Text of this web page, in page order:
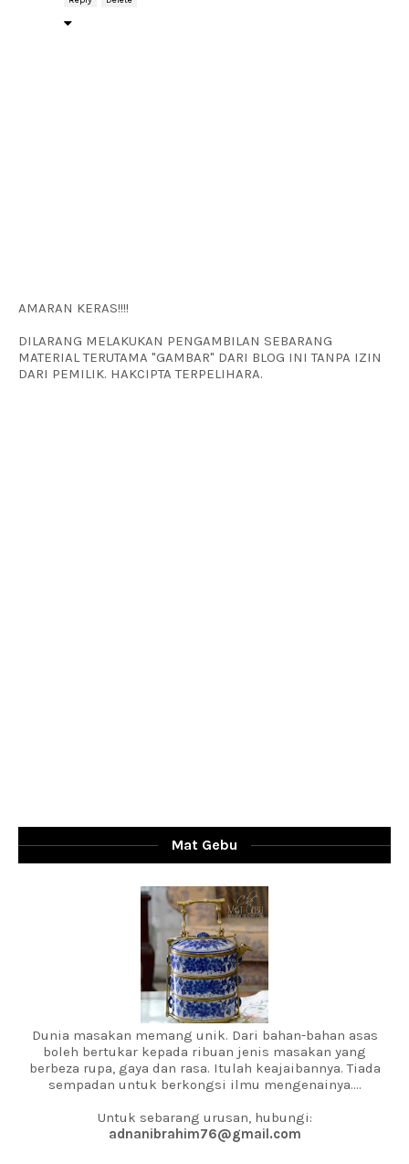
AMARAN KERAS!!!!
DILARANG MELAKUKAN PENGAMBILAN SEBARANG
MATERIAL TERUTAMA "GAMBAR" DARI BLOG INI TANPA IZIN
DARI PEMILIK. HAKCIPTA TERPELIHARA.
Mat Gebu
Dunia masakan memang unik. Dari bahan-bahan asas
boleh bertukar kepada ribuan jenis masakan yang
berbeza rupa, gaya dan rasa. Itulah keajaibannya. Tiada
sempadan untuk berkongsi ilmu mengenainya....
Untuk sebarang urusan, hubungi:
adnanibrahim76@gmail.com